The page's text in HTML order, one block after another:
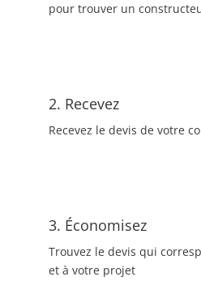
pour trouver un
2. Recevez
Recevez le devis de votre
3. Économisez
Trouvez le devis qui
et à votre projet